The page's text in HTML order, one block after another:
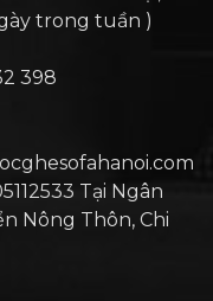
trong tuần )
398
Tại Ngân
Nông Thôn, Chi